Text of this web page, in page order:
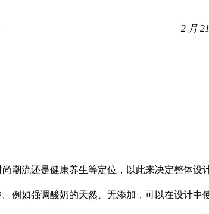
2 月
潮流还是健康养生等定位，以此来决定整体
例如强调酸奶的天然、无添加，可以在设计